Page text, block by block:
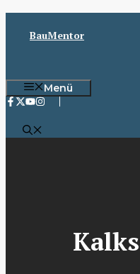
InhaltBauMentor
Menü